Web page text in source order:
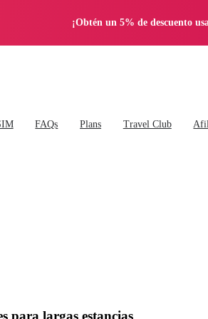
¡Obtén un 5% de descuento
FAQs Plans Travel Club
para largas estancias